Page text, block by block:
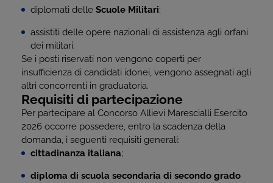
diplomati delle Scuole Militari;
assistiti delle opere nazionali di assistenza agli orfani
dei militari.
Se i posti riservati non vengono coperti per
insufficienza di candidati idonei, vengono assegnati agli
altri concorrenti in graduatoria.
Requisiti di partecipazione
Per partecipare al Concorso Allievi Marescialli Esercito
2026 occorre possedere, entro la scadenza della
domanda, i seguenti requisiti generali:
cittadinanza italiana;
diploma di scuola secondaria di secondo grado